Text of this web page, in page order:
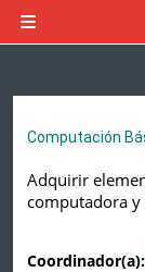
Saltar al contenido
Pánel lateral
Computación
Adquirir
computadora
Coordinador(a):